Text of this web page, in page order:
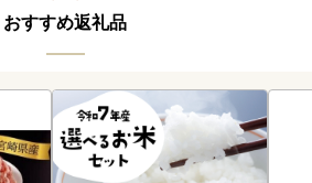
おすすめ返礼品